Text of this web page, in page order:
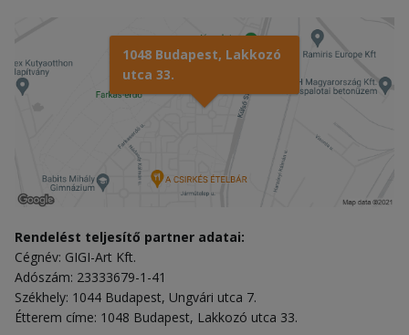
1048 Budapest, Lakkozó
utca 33.
Rendelést teljesítő partner adatai:
Cégnév: GIGI-Art Kft.
Adószám: 23333679-1-41
Székhely: 1044 Budapest, Ungvári utca 7.
Étterem címe: 1048 Budapest, Lakkozó utca 33.